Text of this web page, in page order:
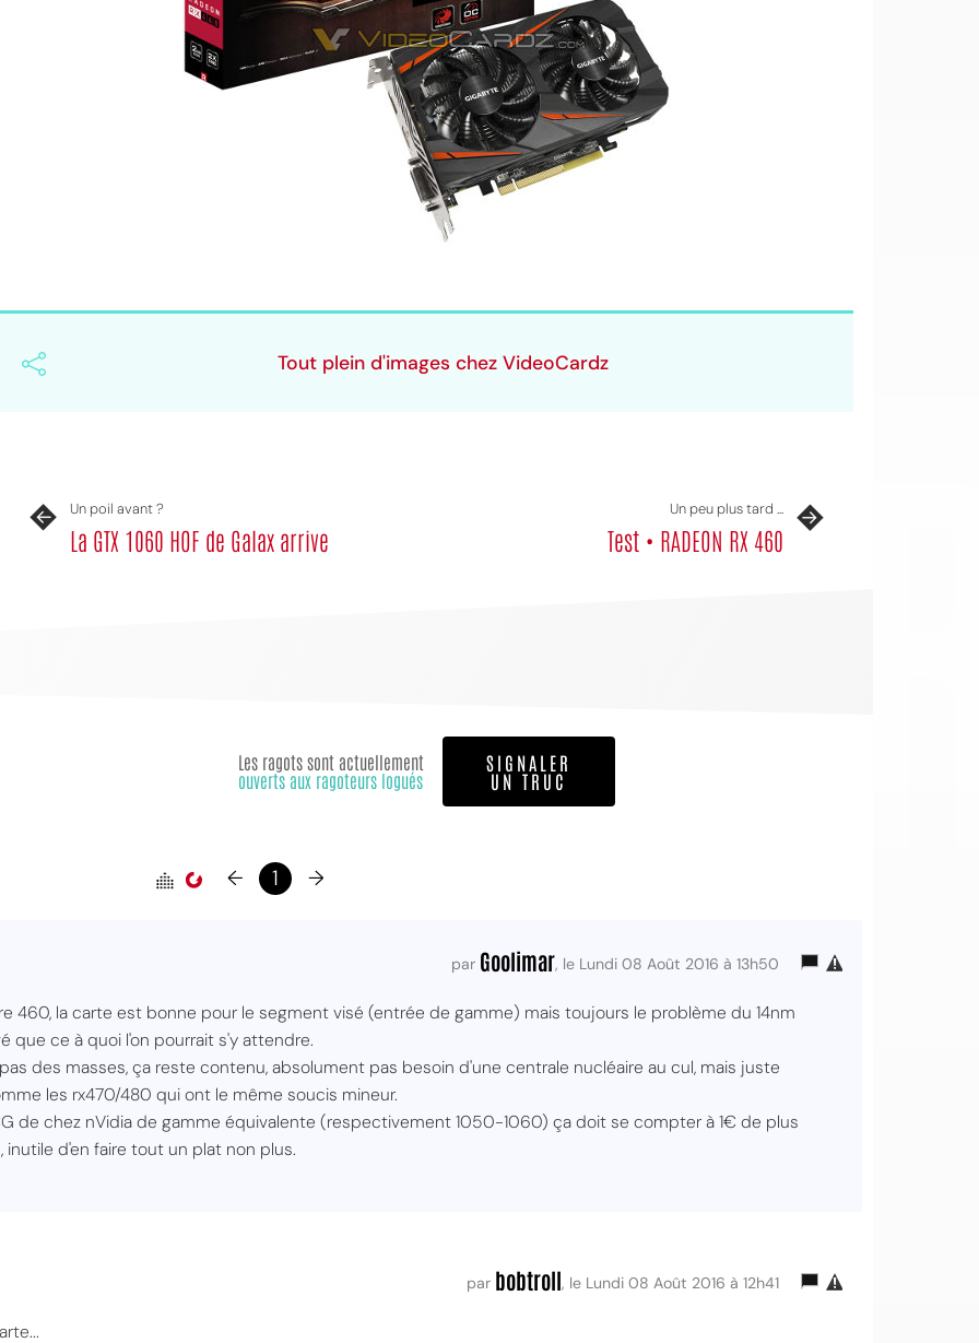
Tout plein d'images chez VideoCardz
Un poil avant ?
La GTX 1060 HOF de Galax arrive
Un peu plus tard ...
Test • RADEON RX 460
Les ragots sont actuellement
ouverts aux ragoteurs logués
SIGNALER
UN TRUC
← 1 →
par Goolimar, le Lundi 08 Août 2016 à 13h50
460, la carte est bonne pour le segment visé (entrée de gamme) mais toujours le problème du 14nm
que ce à quoi l'on pourrait s'y attendre.
des masses, ça reste contenu, absolument pas besoin d'une centrale nucléaire au cul, mais juste
les rx470/480 qui ont le même soucis mineur.
de chez nVidia de gamme équivalente (respectivement 1050-1060) ça doit se compter à 1€ de plus
d'en faire tout un plat non plus.
par bobtroll, le Lundi 08 Août 2016 à 12h41